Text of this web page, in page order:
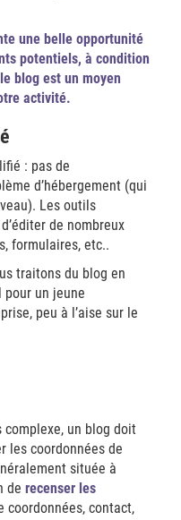
une belle opportunité
potentiels, à condition
blog est un moyen
activité.
: pas de
d’hébergement (qui
Les outils
de nombreux
formulaires, etc..
traitons du blog en
un jeune
peu à l’aise sur le
un blog doit
les coordonnées de
située à
de recenser les
coordonnées, contact,